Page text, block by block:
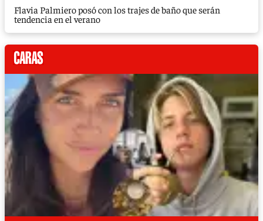
Flavia Palmiero posó con los trajes de baño que serán
tendencia en el verano